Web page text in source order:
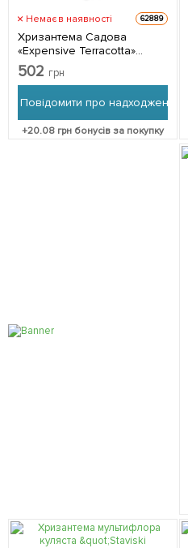
Немає в наявності 62889
Хризантема Садова
«Expensive Terracotta»
(висота 30-50см) 1
саджанець в упаковці
502 грн
Повідомити про надходження
+20.08грн бонусів за покупку